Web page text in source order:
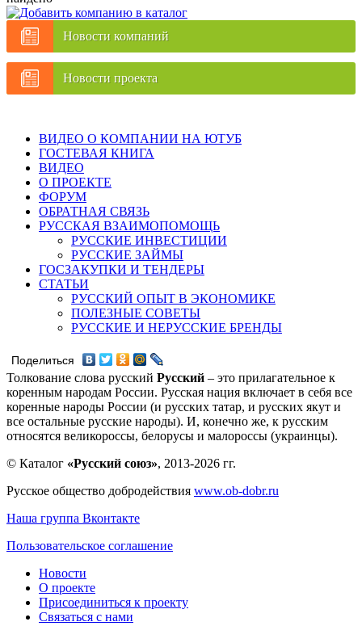
Новости компаний
Новости проекта
ВИДЕО О КОМПАНИИ НА ЮТУБ
ГОСТЕВАЯ КНИГА
ВИДЕО
О ПРОЕКТЕ
ФОРУМ
ОБРАТНАЯ СВЯЗЬ
РУССКАЯ ВЗАИМОПОМОЩЬ
РУССКИЕ ИНВЕСТИЦИИ
РУССКИЕ ЗАЙМЫ
ГОСЗАКУПКИ И ТЕНДЕРЫ
СТАТЬИ
РУССКИЙ ОПЫТ В ЭКОНОМИКЕ
ПОЛЕЗНЫЕ СОВЕТЫ
РУССКИЕ И НЕРУССКИЕ БРЕНДЫ
Поделиться
Толкование слова русский Русский – это прилагательное к
коренным народам России. Русская нация включает в себя все
коренные народы России (и русских татар, и русских якут и
все остальные русские народы). И, конечно же, к русским
относятся великороссы, белорусы и малороссы (украинцы).
© Каталог «Русский союз», 2013-2026 гг.
Русское общество добродействия www.ob-dobr.ru
Наша группа Вконтакте
Пользовательское соглашение
Новости
О проекте
Присоединиться к проекту
Связаться с нами